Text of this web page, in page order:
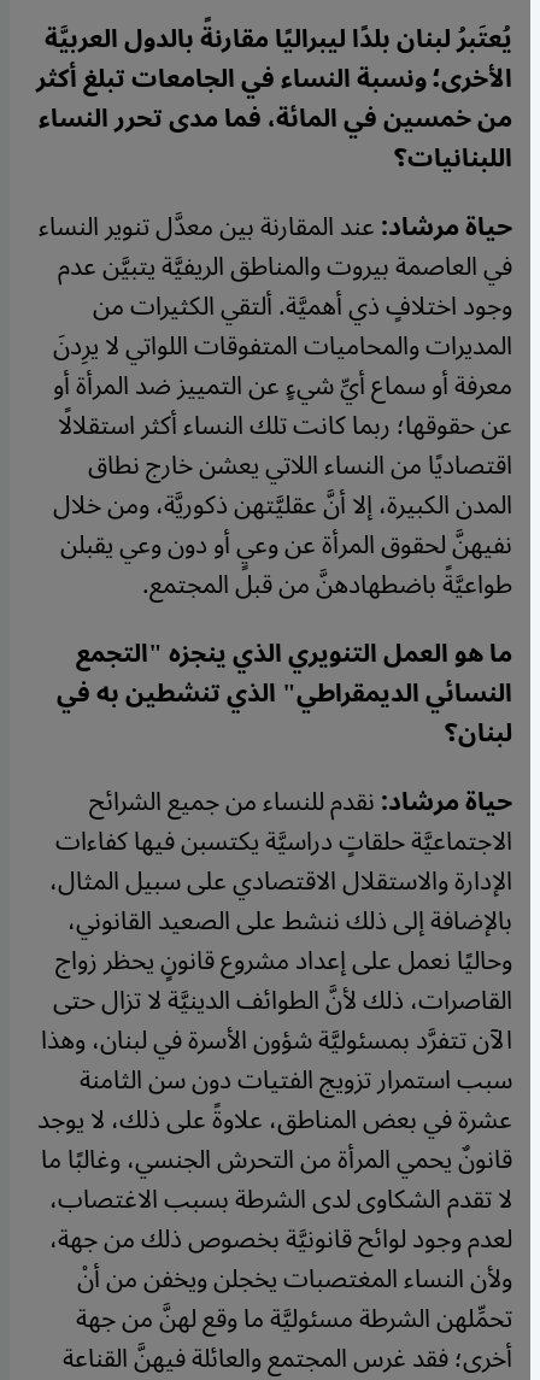
يُعتَبرُ لبنان بلدًا ليبراليًا مقارنةً بالدول العربيَّة
الأخرى؛ ونسبة النساء في الجامعات تبلغ أكثر
من خمسين في المائة، فما مدى تحرر النساء
اللبنانيات؟
حياة مرشاد:عند المقارنة بين معدَّل تنوير النساء
في العاصمة بيروت والمناطق الريفيَّة يتبيَّن عدم
وجود اختلافٍ ذي أهميَّة. ألتقي الكثيرات من
المديرات والمحاميات المتفوقات اللواتي لا يرِدنَ
معرفة أو سماع أيِّ شيءٍ عن التمييز ضد المرأة أو
عن حقوقها؛ ربما كانت تلك النساء أكثر استقلالًا
اقتصاديًا من النساء اللاتي يعشن خارج نطاق
المدن الكبيرة، إلا أنَّ عقليَّتهن ذكوريَّة، ومن خلال
نفيهنَّ لحقوق المرأة عن وعيٍ أو دون وعي يقبلن
طواعيَّةً باضطهادهنَّ من قبل المجتمع.
ما هو العمل التنويري الذي ينجزه "التجمع
النسائي الديمقراطي" الذي تنشطين به في
لبنان؟
حياة مرشاد:نقدم للنساء من جميع الشرائح
الاجتماعيَّة حلقاتٍ دراسيَّة يكتسبن فيها كفاءات
الإدارة والاستقلال الاقتصادي على سبيل المثال،
بالإضافة إلى ذلك ننشط على الصعيد القانوني،
وحاليًا نعمل على إعداد مشروع قانونٍ يحظر زواج
القاصرات، ذلك لأنَّ الطوائف الدينيَّة لا تزال حتى
الآن تتفرَّد بمسئوليَّة شؤون الأسرة في لبنان، وهذا
سبب استمرار تزويج الفتيات دون سن الثامنة
عشرة في بعض المناطق، علاوةً على ذلك، لا يوجد
قانونٌ يحمي المرأة من التحرش الجنسي، وغالبًا ما
لا تقدم الشكاوى لدى الشرطة بسبب الاغتصاب،
لعدم وجود لوائح قانونيَّة بخصوص ذلك من جهة،
ولأن النساء المغتصبات يخجلن ويخفن من أنْ
تحمِّلهن الشرطة مسئوليَّة ما وقع لهنَّ من جهة
أخرى؛ فقد غرس المجتمع والعائلة فيهنَّ القناعة